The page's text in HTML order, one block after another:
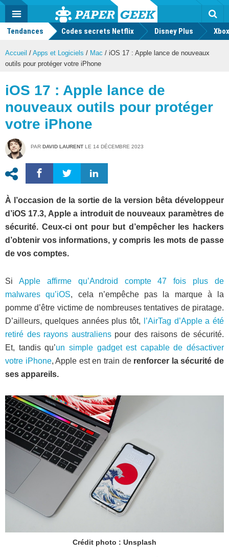
Actu
geek
MENU
Tendances Codes secrets Netflix Disney Plus
Accueil / Apps et Logiciels / Mac / iOS 17 : Apple lance de nouveaux
outils pour protéger votre iPhone
iOS 17 : Apple lance de
nouveaux outils pour protéger
votre iPhone
PAR DAVID LAURENT LE 14 DÉCEMBRE 2023
À l’occasion de la sortie de la version bêta développeur
d’iOS 17.3, Apple a introduit de nouveaux paramètres de
sécurité. Ceux-ci ont pour but d’empêcher les hackers
d’obtenir vos informations, y compris les mots de passe
de vos comptes.
Si Apple affirme qu’Android compte 47 fois plus de
malwares qu’iOS, cela n’empêche pas la marque à la
pomme d’être victime de nombreuses tentatives de piratage.
D’ailleurs, quelques années plus tôt,
l’AirTag d’Apple a été
retiré des rayons australienspour des raisons de sécurité.
Et, tandis qu’un simple gadget est capable de désactiver
votre iPhone, Apple est en train derenforcer la sécurité de
ses appareils.
Crédit photo : Unsplash
Mode
FacebookTwitter Youtube